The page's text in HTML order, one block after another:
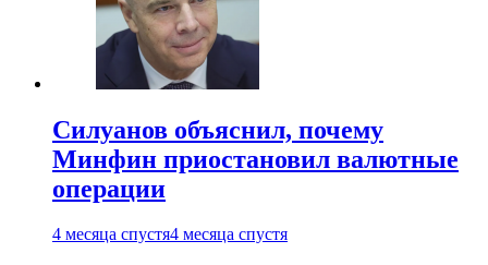
Силуанов объяснил, почему
Минфин приостановил валютные
операции
4 месяца спустя4 месяца спустя